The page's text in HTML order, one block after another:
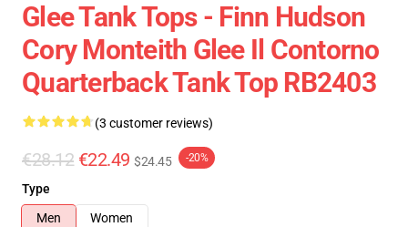
Glee Tank Tops - Finn Hudson
Cory Monteith Glee Il Contorno
Quarterback Tank Top RB2403
(3 customer reviews)
€28.12 €22.49 $24.45 -20%
Type
Men
Women